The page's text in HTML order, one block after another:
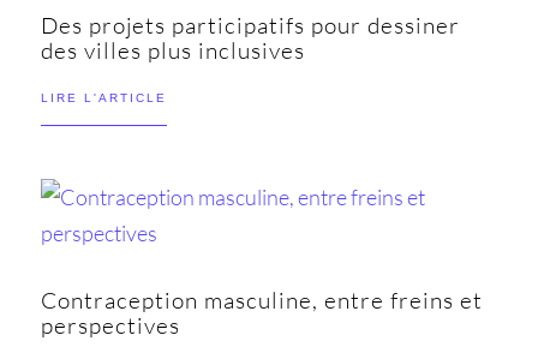
Des projets participatifs pour dessiner
des villes plus inclusives
LIRE L'ARTICLE
Contraception masculine, entre freins et
perspectives